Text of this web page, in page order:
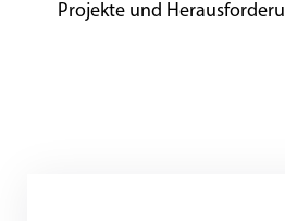
Projekte und